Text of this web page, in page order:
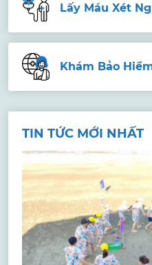
Lấy Máu Xét
Khám Bảo
TIN TỨC MỚI NHẤT